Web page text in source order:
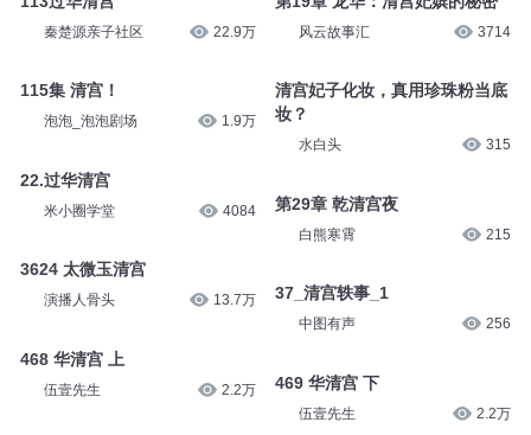
秦楚源亲子社区 22.9万
115集 清宫！
泡泡_泡泡剧场 1.9万
22.过华清宫
米小圈学堂 4084
3624 太微玉清宫
演播人骨头 13.7万
468 华清宫 上
伍壹先生 2.2万
风云故事汇 3714
清宫妃子化妆，真用珍珠粉当底
妆？
水白头 315
第29章 乾清宫夜
白熊寒霄 215
37_清宫轶事_1
中图有声 256
469 华清宫 下
伍壹先生 2.2万